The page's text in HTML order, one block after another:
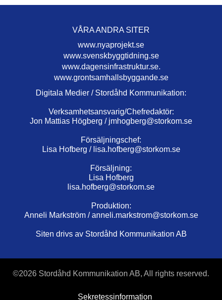
VÅRA ANDRA SITER
www.nyaprojekt.se
www.svenskbyggtidning.se
www.dagensinfrastruktur.se.
www.grontsamhallsbyggande.se
Digitala Medier / Stordåhd Kommunikation:
Verksamhetsansvarig/Chefredaktör:
Jon Mattias Högberg / jmhogberg@storkom.se
Försäljningschef:
Lisa Hofberg / lisa.hofberg@storkom.se
Försäljning:
Lisa Hofberg
lisa.hofberg@storkom.se
Produktion:
Anneli Markström /anneli.markstrom@storkom.se
Siten drivs av Stordåhd Kommunikation AB
©2026 Stordåhd Kommunikation AB, All rights reserved.
Sekretessinformation